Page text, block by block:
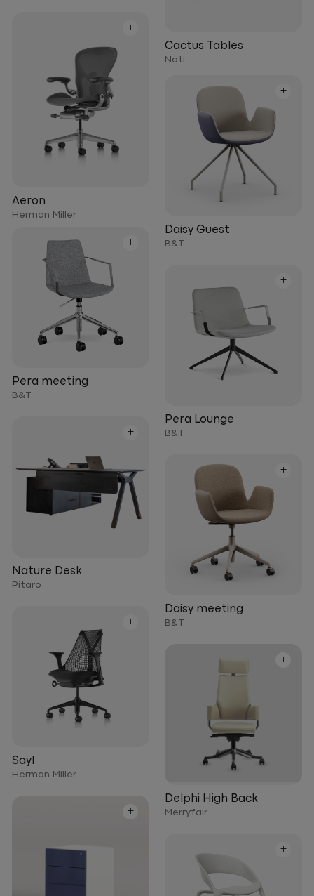
Cactus Tables
Noti
+
Aeron
Herman Miller
+
Daisy Guest
B&T
+
Pera meeting
B&T
+
Pera Lounge
B&T
+
Nature Desk
Pitaro
+
Daisy meeting
B&T
+
Sayl
Herman Miller
+
Delphi High Back
Merryfair
+
+